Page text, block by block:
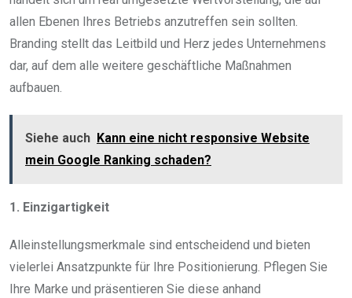
allen Ebenen Ihres Betriebs anzutreffen sein sollten.
Branding stellt das Leitbild und Herz jedes Unternehmens
dar, auf dem alle weitere geschäftliche Maßnahmen
aufbauen.
Siehe auch Kann eine nicht responsive Website
mein Google Ranking schaden?
1. Einzigartigkeit
Alleinstellungsmerkmale sind entscheidend und bieten
vielerlei Ansatzpunkte für Ihre Positionierung. Pflegen Sie
Ihre Marke und präsentieren Sie diese anhand